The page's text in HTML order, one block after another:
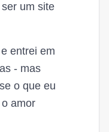
um site
entrei em
- mas
o que eu
amor